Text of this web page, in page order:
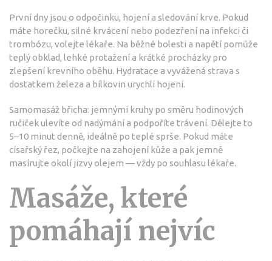
První dny jsou o odpočinku, hojení a sledování krve. Pokud
máte horečku, silné krvácení nebo podezření na infekci či
trombózu, volejte lékaře. Na běžné bolesti a napětí pomůže
teplý obklad, lehké protažení a krátké procházky pro
zlepšení krevního oběhu. Hydratace a vyvážená strava s
dostatkem železa a bílkovin urychlí hojení.
Samomasáž břicha: jemnými kruhy po směru hodinových
ručiček ulevíte od nadýmání a podpoříte trávení. Dělejte to
5–10 minut denně, ideálně po teplé sprše. Pokud máte
císařský řez, počkejte na zahojení kůže a pak jemně
masírujte okolí jizvy olejem — vždy po souhlasu lékaře.
Masáže, které
pomáhají nejvíc